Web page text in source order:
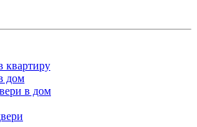
квартиру
дом
в дом